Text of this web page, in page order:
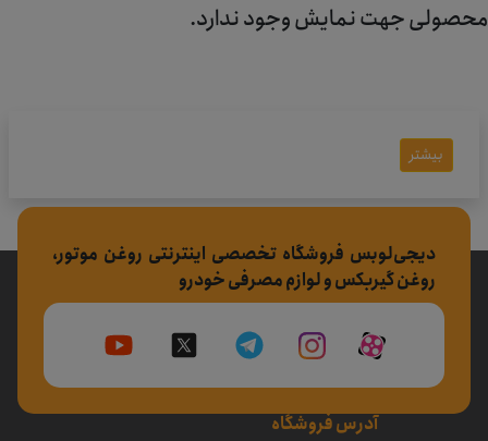
محصولی جهت نمایش وجود ندارد.
بیشتر
دیجی‌لوبس فروشگاه تخصصی اینترنتی روغن موتور،
روغن گیربکس و لوازم مصرفی خودرو
آدرس فروشگاه